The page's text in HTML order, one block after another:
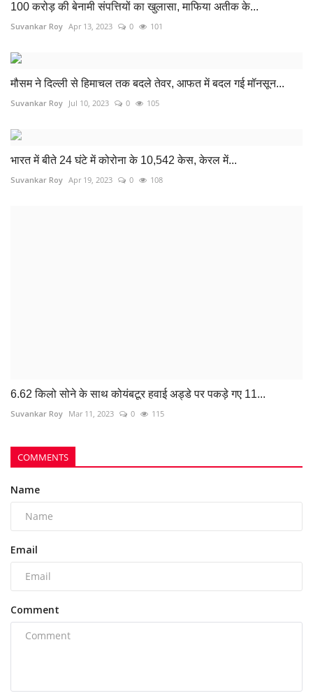
100 करोड़ की बेनामी संपत्तियों का खुलासा, माफिया अतीक के...
Suvankar Roy Apr 13, 2023 0 101
मौसम ने दिल्ली से हिमाचल तक बदले तेवर, आफत में बदल गई मॉनसून...
Suvankar Roy Jul 10, 2023 0 105
भारत में बीते 24 घंटे में कोरोना के 10,542 केस, केरल में...
Suvankar Roy Apr 19, 2023 0 108
Email
Comment
Post Comment